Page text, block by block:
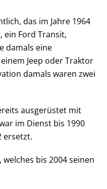
das im Jahre 1964
ein Ford Transit,
damals eine
Jeep oder Traktor
damals waren zwei
ausgerüstet mit
im Dienst bis 1990
ersetzt.
welches bis 2004 seinen